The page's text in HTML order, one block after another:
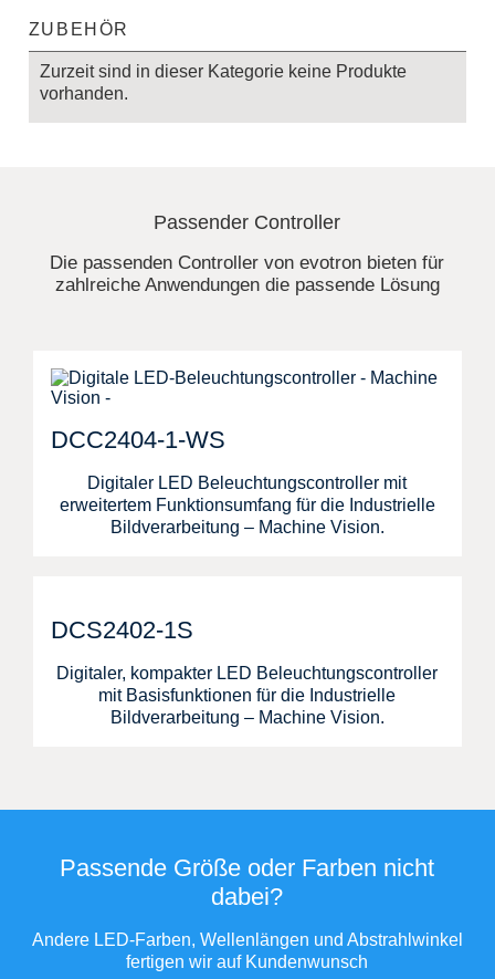
ZUBEHÖR
Zurzeit sind in dieser Kategorie keine Produkte
vorhanden.
Passender Controller
Die passenden Controller von evotron bieten für
zahlreiche Anwendungen die passende Lösung
DCC2404-1-WS
Digitaler LED Beleuchtungscontroller mit
erweitertem Funktionsumfang für die Industrielle
Bildverarbeitung – Machine Vision.
DCS2402-1S
Digitaler, kompakter LED Beleuchtungscontroller
mit Basisfunktionen für die Industrielle
Bildverarbeitung – Machine Vision.
Passende Größe oder Farben nicht
dabei?
Andere LED-Farben, Wellenlängen und Abstrahlwinkel
fertigen wir auf Kundenwunsch